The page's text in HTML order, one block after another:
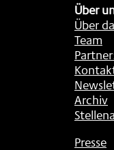
Über
Über
Team
Archiv
Presse